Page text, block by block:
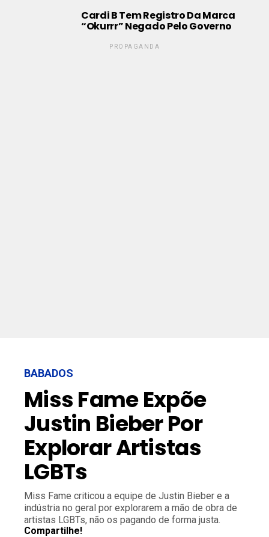
Cardi B Tem Registro Da Marca
“Okurrr” Negado Pelo Governo
PROPAGANDA
BABADOS
Miss Fame Expõe
Justin Bieber Por
Explorar Artistas
LGBTs
Miss Fame criticou a equipe de Justin Bieber e a
indústria no geral por explorarem a mão de obra de
artistas LGBTs, não os pagando de forma justa.
Compartilhe!